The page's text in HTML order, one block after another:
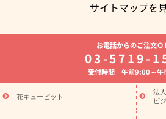
サイトマップを
よく贈られる花
お祝いの花特集
8月の誕生花(トルコキキョウ)
開店
お供え・お悔やみ お供え
通夜・葬儀に贈る花
ーブドフラワー
季節のイベント
ひ
特集
お盆 花（新盆・初盆） 季節
盆・初盆）
お盆 花（新盆・初盆）
お電話からのご注文Ｏ
03-5719-
受付時間 午前9:00～午
花キューピット
法
ビ